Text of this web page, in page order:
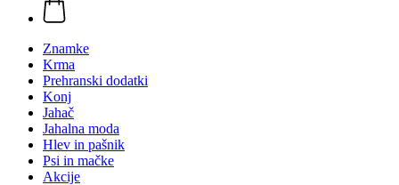
Znamke
Krma
Prehranski dodatki
Konj
Jahač
Jahalna moda
Hlev in pašnik
Psi in mačke
Akcije